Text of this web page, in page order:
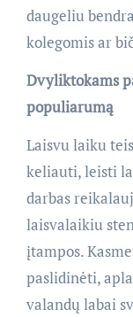
daugeliu
kolegomis ar
Dvyliktokams
populiarumą
Laisvu laiku
keliauti, leisti
darbas
laisvalaikiu
įtampos.
paslidinėti,
valandų labai